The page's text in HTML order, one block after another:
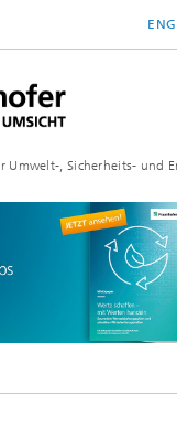
Umwelt-, Sicherheits- und